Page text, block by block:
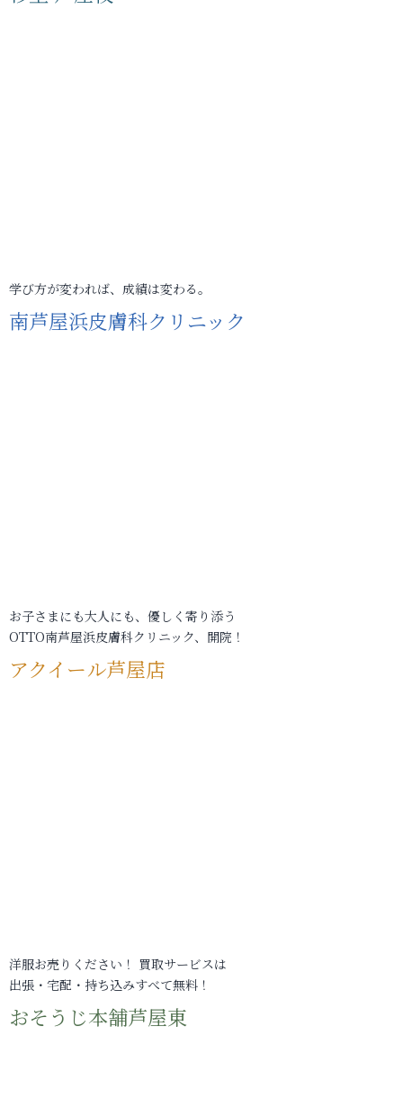
学び方が変われば、成績は変わる。
南芦屋浜皮膚科クリニック
お子さまにも大人にも、優しく寄り添う
OTTO南芦屋浜皮膚科クリニック、開院！
アクイール芦屋店
洋服お売りください！ 買取サービスは
出張・宅配・持ち込みすべて無料！
おそうじ本舗芦屋東